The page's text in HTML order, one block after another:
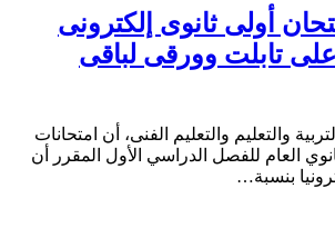
أولى ثانوى إلكترونى
تابلت وورقى لباقى
والتعليم والتعليم الفنى، أن امتحانات
العام للفصل الدراسي الأول المقرر أن
بنسبة…